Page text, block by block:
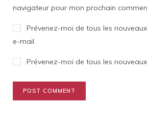
navigateur pour mon prochain
Prévenez-moi de tous les
e-mail.
Prévenez-moi de tous les